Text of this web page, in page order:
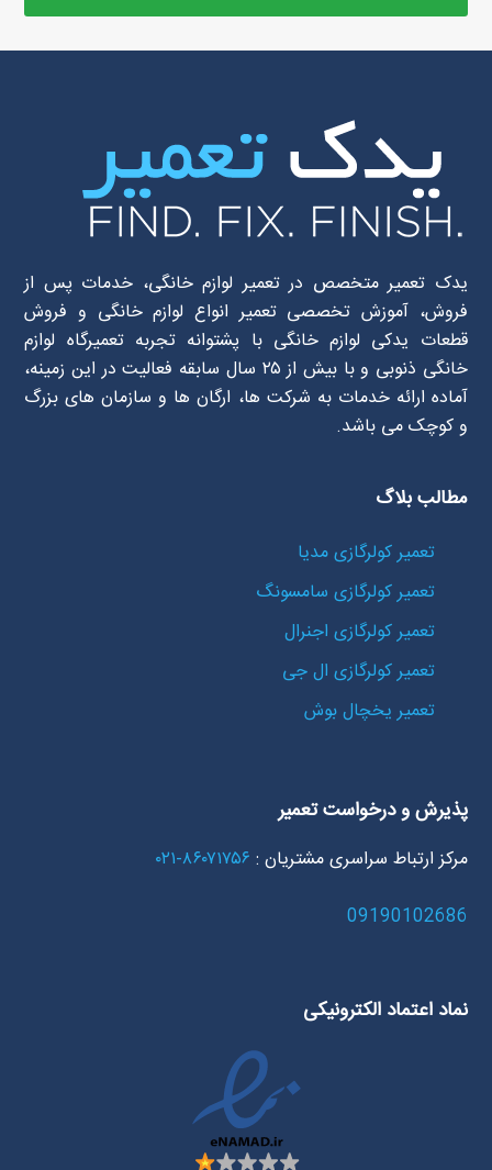
یدک تعمیر متخصص در تعمیر لوازم خانگی، خدمات پس از
فروش، آموزش تخصصی تعمیر انواع لوازم خانگی و فروش
قطعات یدکی لوازم خانگی با پشتوانه تجربه تعمیرگاه لوازم
خانگی ذنوبی و با بیش از ۲۵ سال سابقه فعالیت در این زمینه،
آماده ارائه خدمات به شرکت ها، ارگان ها و سازمان های بزرگ
و کوچک می باشد.
مطالب بلاگ
تعمیر کولرگازی مدیا
تعمیر کولرگازی سامسونگ
تعمیر کولرگازی اجنرال
تعمیر کولرگازی ال جی
تعمیر یخچال بوش
پذیرش و درخواست تعمیر
مرکز ارتباط سراسری مشتریان : ۸۶۰۷۱۷۵۶-۰۲۱
09190102686
نماد اعتماد الکترونیکی